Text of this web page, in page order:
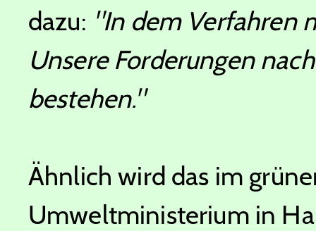
dazu: "In dem Verfahren
Unsere Forderungen
bestehen."
Ähnlich wird das im
Umweltministerium in